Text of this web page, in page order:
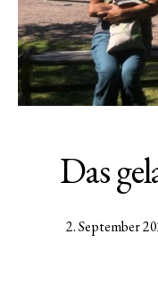
Das
Veröffentlicht
2. September